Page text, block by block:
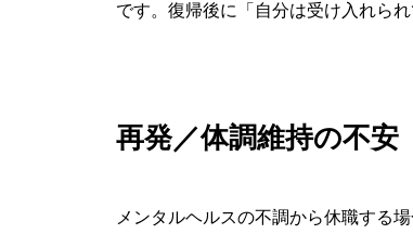
です。復帰後に「自分は受け入れら
再発／体調維持の不安
メンタルヘルスの不調から休職する